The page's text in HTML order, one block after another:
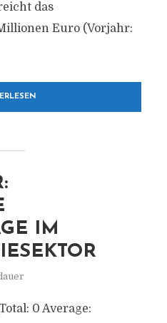
das
Euro (Vorjahr:
IM
0 Average: